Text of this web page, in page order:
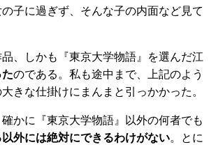
子に過ぎず、そんな子の内面など見て
、しかも『東京大学物語』を選んだ江
のである。私も途中まで、上記のよう
な仕掛けにまんまと引っかかった。
かに『東京大学物語』以外の何者でも
外には絶対にできるわけがない。とに